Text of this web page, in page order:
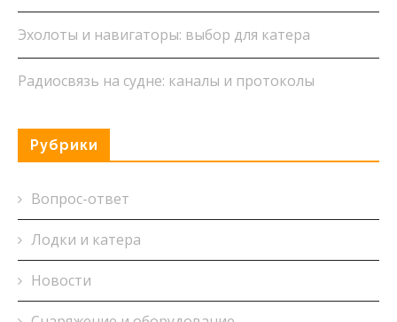
Эхолоты и навигаторы: выбор для катера
Радиосвязь на судне: каналы и протоколы
Рубрики
Вопрос-ответ
Лодки и катера
Новости